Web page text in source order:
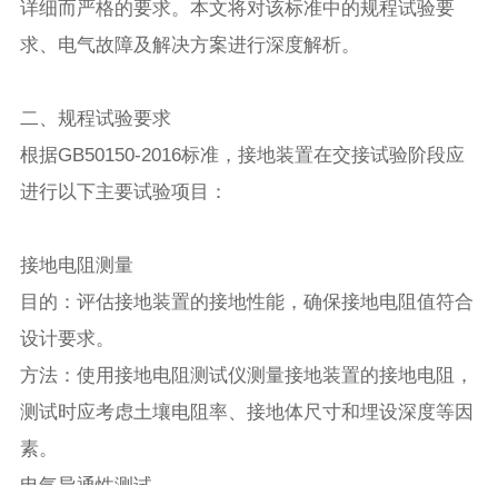
详细而严格的要求。本文将对该标准中的规程试验要
求、电气故障及解决方案进行深度解析。
二、规程试验要求
根据GB50150-2016标准，接地装置在交接试验阶段应
进行以下主要试验项目：
接地电阻测量
目的：评估接地装置的接地性能，确保接地电阻值符合
设计要求。
方法：使用接地电阻测试仪测量接地装置的接地电阻，
测试时应考虑土壤电阻率、接地体尺寸和埋设深度等因
素。